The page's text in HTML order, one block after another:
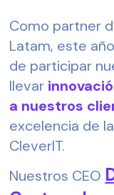
Como partner
Latam, este
de participar
llevar
a nuestros
excelencia de
CleverIT.
Nuestros CEO